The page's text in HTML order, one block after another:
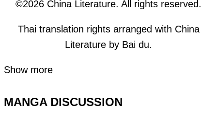
©2026 China Literature. All rights reserved.
Thai translation rights arranged with China
Literature by Bai du.
Show more
MANGA DISCUSSION